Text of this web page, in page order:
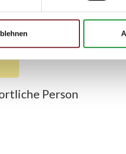
zu 2 (2.1) und zu 3
»
Person